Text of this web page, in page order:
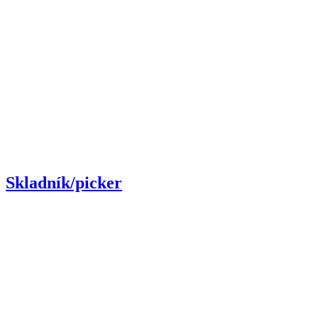
Skladník/picker